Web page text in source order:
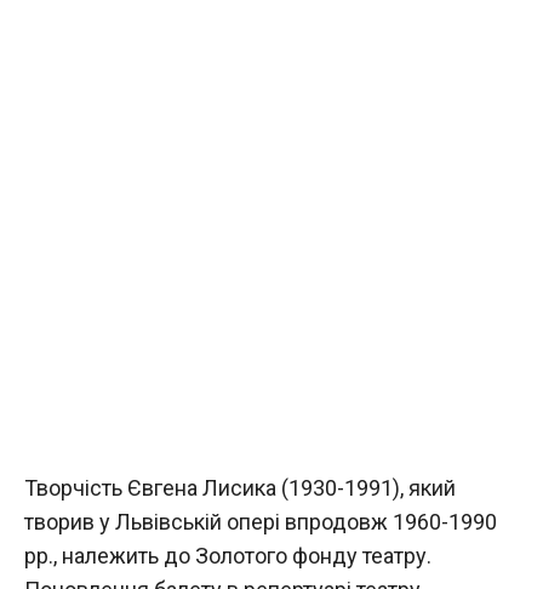
Творчість Євгена Лисика (1930-1991), який
творив у Львівській опері впродовж 1960-1990
рр., належить до Золотого фонду театру.